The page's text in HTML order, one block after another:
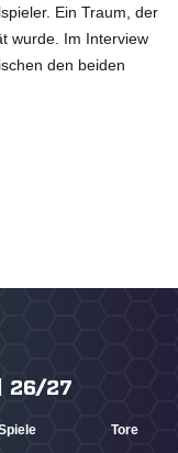
Ein Traum, der
wurde. Im Interview
den beiden
26/27
Tore